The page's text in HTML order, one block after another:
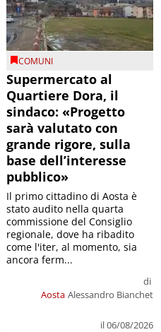
COMUNI
Supermercato al
Quartiere Dora, il
sindaco: «Progetto
sarà valutato con
grande rigore, sulla
base dell’interesse
pubblico»
Aosta
di
Alessandro Bianchet
il 06/08/2026
Il primo cittadino di Aosta è
stato audito nella quarta
commissione del Consiglio
regionale, dove ha ribadito
come l'iter, al momento, sia
ancora ferm...